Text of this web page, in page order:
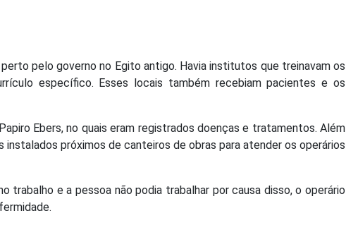
pelo governo no Egito antigo. Havia institutos que treinavam os
específico. Esses locais também recebiam pacientes e os
Ebers, no quais eram registrados doenças e tratamentos. Além
próximos de canteiros de obras para atender os operários
trabalho e a pessoa não podia trabalhar por causa disso, o operário